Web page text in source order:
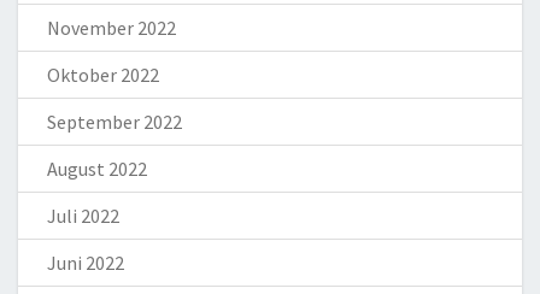
November 2022
Oktober 2022
September 2022
August 2022
Juli 2022
Juni 2022